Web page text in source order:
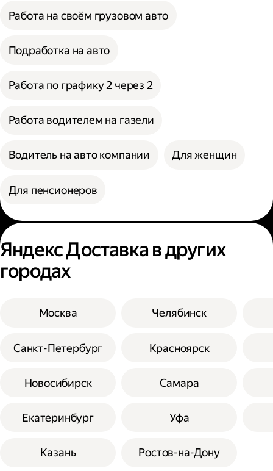
Работа на своём грузовом авто
Подработка на авто
Работа по графику 2 через 2
Работа водителем на газели
Водитель на авто компании Для женщин
Для пенсионеров
Яндекс Доставка в других
городах
Москва
Санкт-Петербург
Новосибирск
Екатеринбург
Казань
Челябинск
Красноярск
Самара
Уфа
Ростов-на-Дону